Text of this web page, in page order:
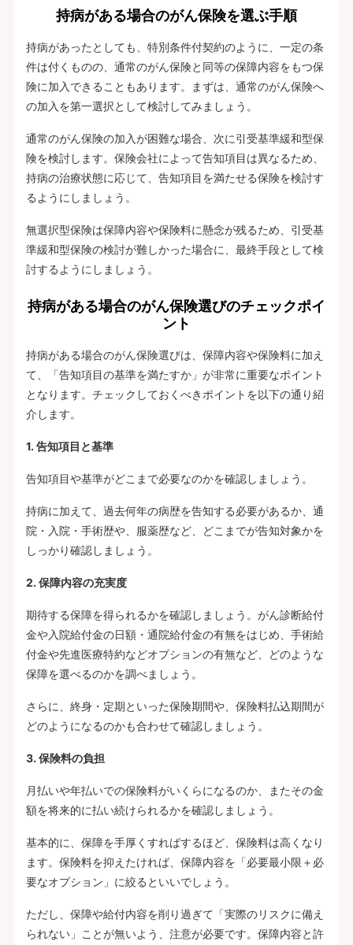
持病がある場合のがん保険を選ぶ手順
持病があったとしても、特別条件付契約のように、一定の条
件は付くものの、通常のがん保険と同等の保障内容をもつ保
険に加入できることもあります。まずは、通常のがん保険へ
の加入を第一選択として検討してみましょう。
通常のがん保険の加入が困難な場合、次に引受基準緩和型保
険を検討します。保険会社によって告知項目は異なるため、
持病の治療状態に応じて、告知項目を満たせる保険を検討す
るようにしましょう。
無選択型保険は保障内容や保険料に懸念が残るため、引受基
準緩和型保険の検討が難しかった場合に、最終手段として検
討するようにしましょう。
持病がある場合のがん保険選びのチェックポイ
ント
持病がある場合のがん保険選びは、保障内容や保険料に加え
て、「告知項目の基準を満たすか」が非常に重要なポイント
となります。チェックしておくべきポイントを以下の通り紹
介します。
1. 告知項目と基準
告知項目や基準がどこまで必要なのかを確認しましょう。
持病に加えて、過去何年の病歴を告知する必要があるか、通
院・入院・手術歴や、服薬歴など、どこまでが告知対象かを
しっかり確認しましょう。
2. 保障内容の充実度
期待する保障を得られるかを確認しましょう。がん診断給付
金や入院給付金の日額・通院給付金の有無をはじめ、手術給
付金や先進医療特約などオプションの有無など、どのような
保障を選べるのかを調べましょう。
さらに、終身・定期といった保険期間や、保険料払込期間が
どのようになるのかも合わせて確認しましょう。
3. 保険料の負担
月払いや年払いでの保険料がいくらになるのか、またその金
額を将来的に払い続けられるかを確認しましょう。
基本的に、保障を手厚くすればするほど、保険料は高くなり
ます。保険料を抑えたければ、保障内容を「必要最小限＋必
要なオプション」に絞るといいでしょう。
ただし、保障や給付内容を削り過ぎて「実際のリスクに備え
られない」ことが無いよう、注意が必要です。保障内容と許